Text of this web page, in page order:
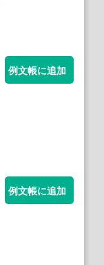
例文帳に追加
例文帳に追加